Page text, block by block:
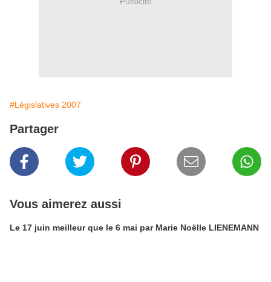
#Législatives 2007
Partager
Vous aimerez aussi
Le 17 juin meilleur que le 6 mai par Marie Noëlle LIENEMANN